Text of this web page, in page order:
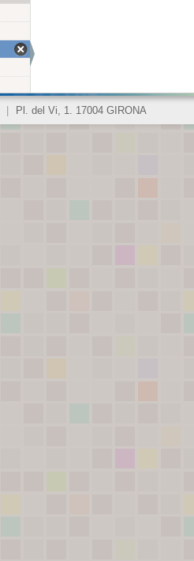
Pl. del Vi, 1. 17004 GIRONA